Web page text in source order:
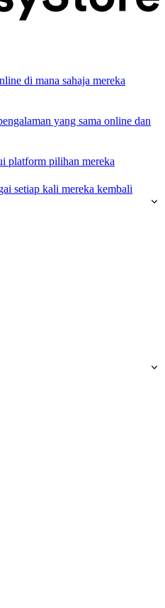
di mana sahaja mereka
yang sama online dan
platform pilihan mereka
setiap kali mereka kembali